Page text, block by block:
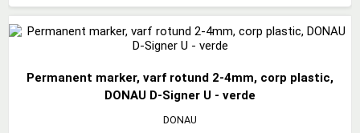
Permanent marker, varf rotund 2-4mm, corp plastic,
DONAU D-Signer U - verde
DONAU